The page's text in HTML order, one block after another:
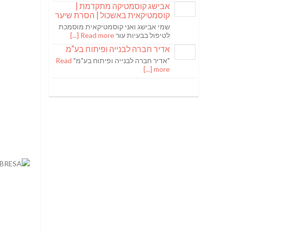
אבישג קוסמטיקה מתקדמת |
קוסמטיקאית באשכול | הסרת שיער
שמי אבישג ואני קוסמטיקאית מוסמכת
לטיפול בבעיות עורRead more [...]
אדיר חברה לבנייה ופיתוח בע"מ
"אדיר חברה לבנייה ופיתוח בע"מ" Read
more [...]